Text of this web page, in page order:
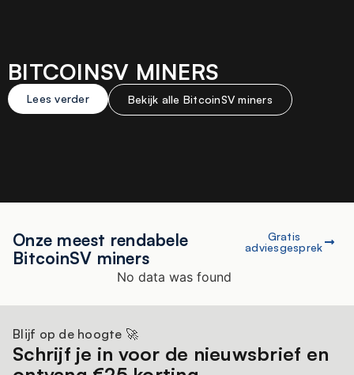
BITCOINSV MINERS
Lees verder Bekijk alle BitcoinSV miners
Onze meest rendabele
BitcoinSV miners
Gratis
adviesgesprek
No data was found
Blijf op de hoogte 🚀
Schrijf je in voor de nieuwsbrief en